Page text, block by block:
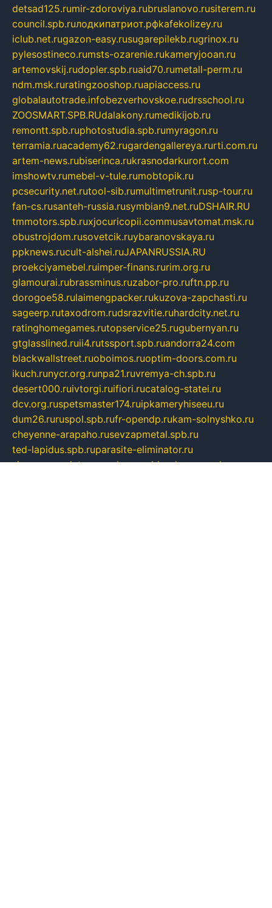
detsad125.rumir-zdoroviya.rubruslanovo.rusiterem.ru
council.spb.ruлодкипатриот.рфkafekolizey.ru
iclub.net.rugazon-easy.rusugarepilekb.rugrinox.ru
pylesostineco.rumsts-ozarenie.rukameryjooan.ru
artemovskij.rudopler.spb.ruaid70.rumetall-perm.ru
ndm.msk.ruratingzooshop.ruapiaccess.ru
globalautotrade.infobezverhovskoe.rudrsschool.ru
ZOOSMART.SPB.RUdalakony.rumedikijob.ru
remontt.spb.ruphotostudia.spb.rumyragon.ru
terramia.ruacademy62.rugardengallereya.rurti.com.ru
artem-news.rubiserinca.rukrasnodarkurort.com
imshowtv.rumebel-v-tule.rumobtopik.ru
pcsecurity.net.rutool-sib.rumultimetrunit.rusp-tour.ru
fan-cs.rusanteh-russia.rusymbian9.net.ruDSHAIR.RU
tmmotors.spb.ruxjocuricopii.commusavtomat.msk.ru
obustrojdom.rusovetcik.ruybaranovskaya.ru
ppknews.rucult-alshei.ruJAPANRUSSIA.RU
proekciyamebel.ruimper-finans.rurim.org.ru
glamourai.rubrassminus.ruzabor-pro.ruftn.pp.ru
dorogoe58.rulaimengpacker.rukuzova-zapchasti.ru
sageerp.rutaxodrom.rudsrazvitie.ruhardcity.net.ru
ratinghomegames.rutopservice25.rugubernyan.ru
gtglasslined.ruii4.rutssport.spb.ruandorra24.com
blackwallstreet.ruoboimos.ruoptim-doors.com.ru
ikuch.runycr.org.runpa21.ruvremya-ch.spb.ru
desert000.ruivtorgi.ruifiori.rucatalog-statei.ru
dcv.org.ruspetsmaster174.ruipkameryhiseeu.ru
dum26.ruruspol.spb.rufr-opendp.rukam-solnyshko.ru
cheyenne-arapaho.rusevzapmetal.spb.ru
ted-lapidus.spb.ruparasite-eliminator.ru
sigma-complete.rumodernworld.rudama-moda.ru